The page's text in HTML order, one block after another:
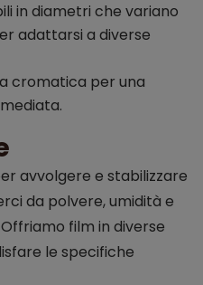
in diametri che variano
adattarsi a diverse
cromatica per una
avvolgere e stabilizzare
da polvere, umidità e
film in diverse
le specifiche